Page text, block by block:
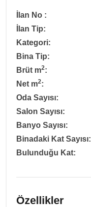
İlan No :
İlan Tip:
Kategori:
Bina Tip:
Brüt m2:
Net m2:
Oda Sayısı:
Salon Sayısı:
Banyo Sayısı:
Binadaki Kat Sayısı:
Bulunduğu Kat:
Özellikler